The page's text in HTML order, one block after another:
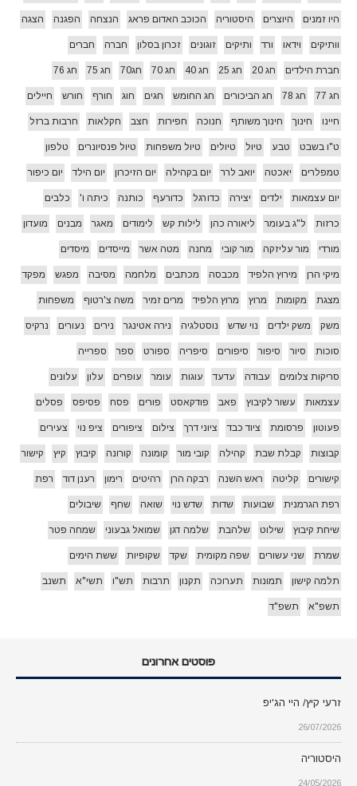
היו זמנים היוצרים היסטוריה הכוכב האדום פראג הנצחה הפגנה הצגה
וותיקים וידאו ורד ותיקים זוגונים זכרון בסלון חברה חברים
חברת הילדים חג 20 חג 25 חג 40 חג 70 חג70 חג 75 חג 76
חג 77 חג 78 חג הביכורים חג החומש חגים חוג חורף חורש חיילים
חיינו חינוך חינוך משותף חנוכה חפירות חצב חקלאות חרבות ברזל
ט"ו בשבט טבע טיול טיולים טיול משפחות טיול פנסיונרים טלפון
טמפלרים יאכטה יואב לרר יום בקהילה יום הזיכרון יום הילד יום כיפור
יום עצמאות ילדים יצירה כדורגל כדורעף כותנה כיתה ו' כלבים
כרזות ל"ג בעומר ליאורה כהן לילות קש לימודים מאגר מבנים מועדון
מורדי מור עליזקה מור קובי מחנה מטה אשר מייסדים מיסדים
מיקי הרן מירוץ הלפיד מכבסה מכתבים מלחמה מסיבה מפגש מפקד
מצגת מקומות מרוץ מרוץ הלפיד מרים זמיר משה צ'רטוף משפחות
משק משק ילדים נוי שדש נוסטלגיה נירה אטינגר נירים נעורים נרקיס
סוכות סיור סיפור סיפורים סיפריה ספורט ספר ספרייה
סריקות צלומים עבודה עדעד עוגות עומר עופרים עלון עלונים
עצמאות עשור לקיבוץ פאב פודקאסט פורים פסח פסיפס פסלים
פעוטון פרסומת ציוד כבד ציוני דרך צילום ציפורים ציפ נוי צעירים
קבוצות קבלת שבת קהילה קובי מור קומונה קורונה קיבוץ קיץ קישור
קישורים קליטה ראש השנה רבקה הרן רהיטים רימון רענן דוד רפת
רפת הגרמנית שבועות שדות שדש נוי שואה שחף שיבולים
שיחת קיבוץ שילוט שלהבת שלמה דגן שמואל גבעוני שמחה פטר
שמרת שני עשורים שפה מקומית שקד שקופיות ששת הימים
תלמה קישון תמונות תערוכה תקנון תרבות תש"ו תשי"א תשנב
תשפ"א תשפ"ד
פוסטים אחרונים
זרעי קיץ/ היי הג'יפ
26/07/2026
היסטוריה
24/05/2026